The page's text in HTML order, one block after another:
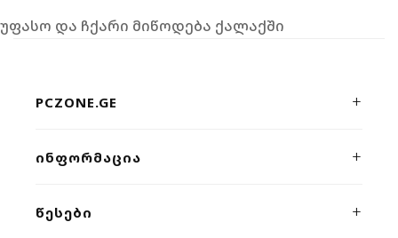
უფასო და ჩქარი მიწოდება ქალაქში
PCZONE.GE
მოწყობილობების ონლაინ მაღაზია. ხარისხი, სისწრაფე
ᲘᲜᲤᲝᲠᲛᲐᲪᲘᲐ
ᲬᲔᲡᲔᲑᲘ